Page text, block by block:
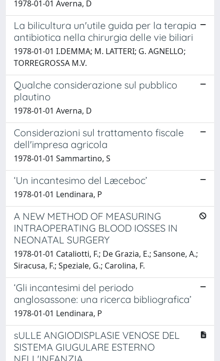
1978-01-01 Averna, D
La bilicultura un'utile guida per la terapia
antibiotica nella chirurgia delle vie biliari
1978-01-01 I.DEMMA; M. LATTERI; G. AGNELLO;
TORREGROSSA M.V.
Qualche considerazione sul pubblico
plautino
1978-01-01 Averna, D
Considerazioni sul trattamento fiscale
dell'impresa agricola
1978-01-01 Sammartino, S
‘Un incantesimo del Læceboc’
1978-01-01 Lendinara, P
A NEW METHOD OF MEASURING
INTRAOPERATING BLOOD IOSSES IN
NEONATAL SURGERY
1978-01-01 Cataliotti, F.; De Grazia, E.; Sansone, A.;
Siracusa, F.; Speziale, G.; Carolina, F.
‘Gli incantesimi del periodo
anglosassone: una ricerca bibliografica’
1978-01-01 Lendinara, P
sULLE ANGIODISPLASIE VENOSE DEL
SISTEMA GIUGULARE ESTERNO